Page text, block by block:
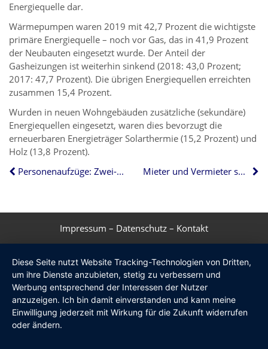
Energiequelle dar.
Wärmepumpen waren 2019 mit 42,7 Prozent die wichtigste
primäre Energiequelle – noch vor Gas, das in 41,9 Prozent
der Neubauten eingesetzt wurde. Der Anteil der
Gasheizungen ist weiterhin sinkend (2018: 43,0 Prozent;
2017: 47,7 Prozent). Die übrigen Energiequellen erreichten
zusammen 15,4 Prozent.
Wurden in neuen Wohngebäuden zusätzliche (sekundäre)
Energiequellen eingesetzt, waren dies bevorzugt die
erneuerbaren Energieträger Solarthermie (15,2 Prozent) und
Holz (13,8 Prozent).
Personenaufzüge: Zwei-Wege-Kommunikation wird Pflicht
Mieter und Vermieter sollen sich Renovierungskosten teilen
Impressum – Datenschutz – Kontakt
Diese Seite nutzt Website Tracking-Technologien von Dritten,
um ihre Dienste anzubieten, stetig zu verbessern und
Werbung entsprechend der Interessen der Nutzer
anzuzeigen. Ich bin damit einverstanden und kann meine
Einwilligung jederzeit mit Wirkung für die Zukunft widerrufen
oder ändern.